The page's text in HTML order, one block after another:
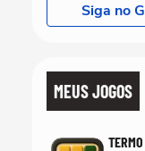
MEUS JOGOS
TERMO
Siga no